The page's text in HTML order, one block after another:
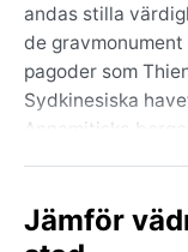
andas stilla
de
pagoder som
Sydkinesiska
Annamitiska
stadens storlek
Jämför